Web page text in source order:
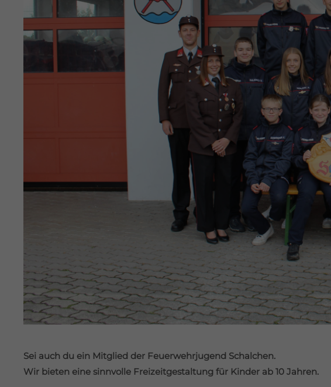
Sei auch du ein Mitglied der Feuerwehrjugend Schalchen.
Wir bieten eine sinnvolle Freizeitgestaltung für Kinder ab 10 Jahren.